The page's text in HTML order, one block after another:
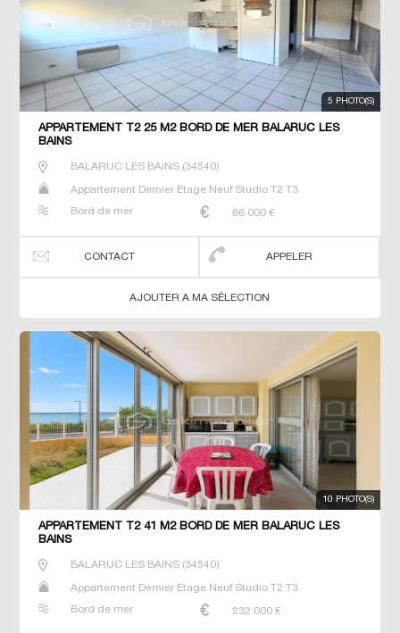
5 PHOTO(S)
APPARTEMENT T2 25 M2 BORD DE MER BALARUC LES
BAINS
BALARUC LES BAINS(34540)
Appartement Dernier Etage Neuf Studio T2 T3
Bord de mer 86 000 €
CONTACT APPELER
AJOUTER A MA SÉLECTION
10 PHOTO(S)
APPARTEMENT T2 41 M2 BORD DE MER BALARUC LES
BAINS
BALARUC LES BAINS(34540)
Appartement Dernier Etage Neuf Studio T2 T3
Bord de mer 232 000 €